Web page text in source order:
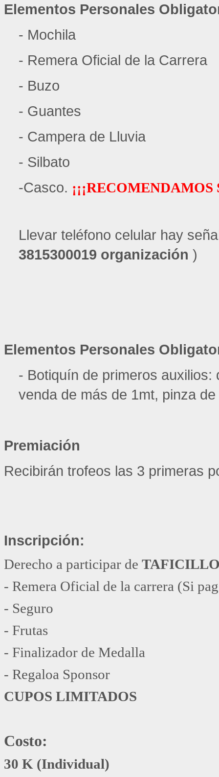
Elementos Personales
- Mochila
- Remera Oficial de la Carrera
- Buzo
- Guantes
- Campera de Lluvia
- Silbato
-Casco.
Llevar teléfono celular hay
3815300019 organización )
Elementos Personales
- Botiquín de primeros
venda de más de 1mt, pinza de
Premiación
Recibirán trofeos las 3 primeras
Inscripción:
Derecho a participar de
- Remera Oficial de la carrera (Si
- Seguro
- Frutas
- Finalizador de Medalla
- Regaloa Sponsor
CUPOS LIMITADOS
Costo:
30 K (Individual)